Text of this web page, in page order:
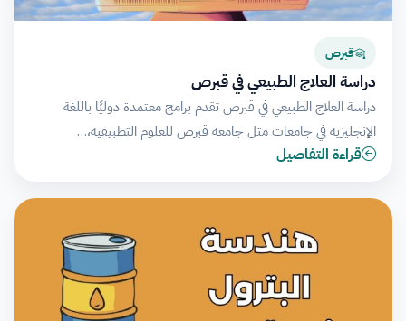
قبرص
دراسة العلاج الطبيعي في قبرص
دراسة العلاج الطبيعي في قبرص تقدم برامج معتمدة دوليًا باللغة
الإنجليزية في جامعات مثل جامعة قبرص للعلوم التطبيقية،…
قراءة التفاصيل